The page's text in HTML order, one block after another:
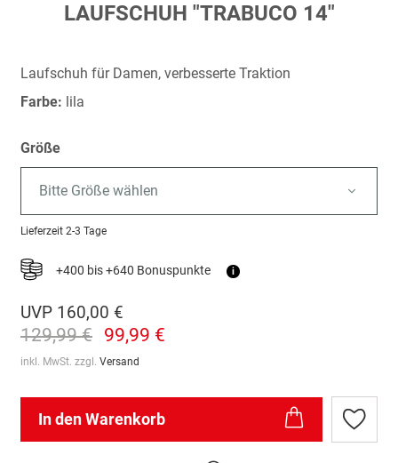
springen
LAUFSCHUH "TRABUCO 14"
Laufschuh für Damen, verbesserte Traktion
Farbe: lila
Größe
Bitte Größe wählen
Lieferzeit 2-3 Tage
+400 bis +640 Bonuspunkte i
UVP 160,00 €
129,99 € 99,99 €
inkl. MwSt. zzgl. Versand
In den Warenkorb
Zur